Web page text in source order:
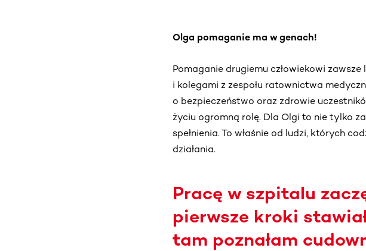
Olga pomaganie ma w genach!
Pomaganie drugiemu człowiekowi
i kolegami z zespołu ratownictwa
o bezpieczeństwo oraz zdrowie
życiu ogromną rolę. Dla Olgi to nie tylko
spełnienia. To właśnie od ludzi, których
działania.
Pracę w szpitalu
pierwsze kroki
tam poznałam